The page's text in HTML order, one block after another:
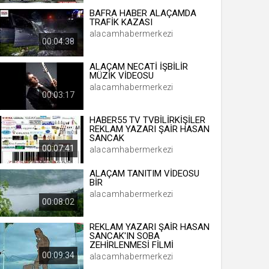
yıl
00:04:38
BAFRA HABER ALAÇAMDA
TRAFİK KAZASI
alacamhabermerkezi
00:03:17
ALAÇAM NECATİ İŞBİLİR
MÜZİK VİDEOSU
alacamhabermerkezi
00:07:41
HABER55 TV TVBİLİRKİŞİLER
REKLAM YAZARI ŞAİR HASAN
SANCAK
alacamhabermerkezi
00:08:02
ALAÇAM TANITIM VİDEOSU
BİR
alacamhabermerkezi
00:09:34
REKLAM YAZARI ŞAİR HASAN
SANCAK'IN SOBA
ZEHİRLENMESİ FİLMİ
alacamhabermerkezi